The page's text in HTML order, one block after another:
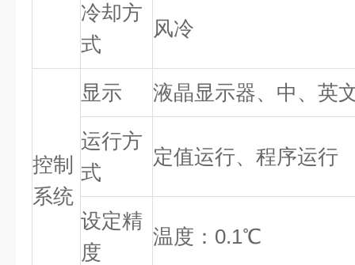
冷却方
式
风冷
控制
系统
显示 液晶显示器、中、英
运行方
式
定值运行、程序运行
设定精
度
温度：0.1℃